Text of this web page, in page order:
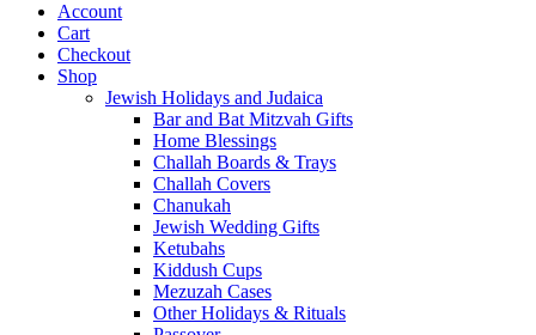
Account
Cart
Checkout
Shop
Jewish Holidays and Judaica
Bar and Bat Mitzvah Gifts
Home Blessings
Challah Boards & Trays
Challah Covers
Chanukah
Jewish Wedding Gifts
Ketubahs
Kiddush Cups
Mezuzah Cases
Other Holidays & Rituals